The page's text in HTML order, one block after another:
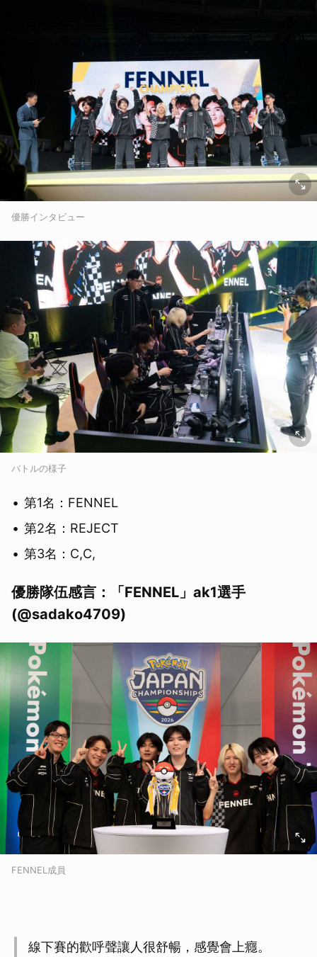
優勝インタビュー
バトルの様子
第1名：FENNEL
第2名：REJECT
第3名：C,C,
優勝隊伍感言：「FENNEL」ak1選手
(@sadako4709)
FENNEL成員
線下賽的歡呼聲讓人很舒暢，感覺會上癮。